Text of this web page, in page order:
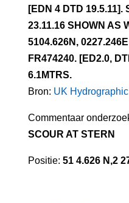
[EDN 4 DTD 19.5.11].
23.11.16 SHOWN AS
5104.626N,
FR474240. [ED2.0,
6.1MTRS.
Bron: UK
Commentaar
SCOUR AT STERN
Positie: 51 4.626 N,2